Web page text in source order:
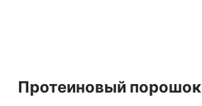
Протеиновый порошок